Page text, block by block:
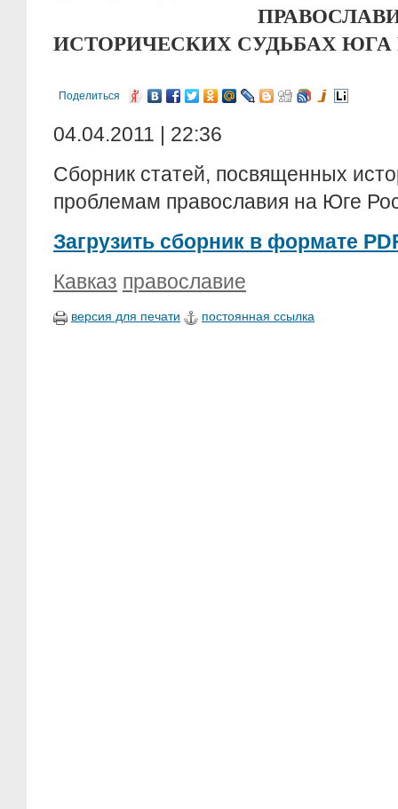
ИСТОРИЧЕСКИХ СУДЬБАХ
Поделиться
04.04.2011 | 22:36
Сборник статей, посвященных
проблемам православия на Юге
Загрузить сборник в формате
Кавказ православие
версия для печати постоянная ссылка